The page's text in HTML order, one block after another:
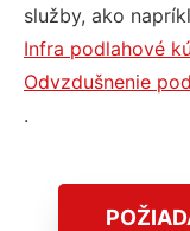
služby, ako
Infra podlahové
Odvzdušnenie
.